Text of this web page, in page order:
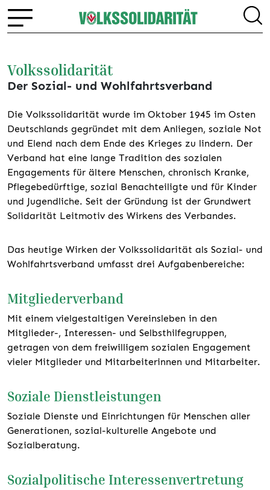
Volkssolidarität
Der Sozial- und Wohlfahrtsverband
Die Volkssolidarität wurde im Oktober 1945 im Osten
Deutschlands gegründet mit dem Anliegen, soziale Not
und Elend nach dem Ende des Krieges zu lindern. Der
Verband hat eine lange Tradition des sozialen
Engagements für ältere Menschen, chronisch Kranke,
Pflegebedürftige, sozial Benachteiligte und für Kinder
und Jugendliche. Seit der Gründung ist der Grundwert
Solidarität Leitmotiv des Wirkens des Verbandes.
Das heutige Wirken der Volkssolidarität als Sozial- und
Wohlfahrtsverband umfasst drei Aufgabenbereiche:
Mitgliederverband
Mit einem vielgestaltigen Vereinsleben in den
Mitglieder-, Interessen- und Selbsthilfegruppen,
getragen von dem freiwilligem sozialen Engagement
vieler Mitglieder und Mitarbeiterinnen und Mitarbeiter.
Soziale Dienstleistungen
Soziale Dienste und Einrichtungen für Menschen aller
Generationen, sozial-kulturelle Angebote und
Sozialberatung.
Sozialpolitische Interessenvertretung